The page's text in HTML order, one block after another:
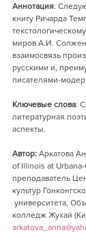
Аннотация:
книгу Ричарда
миров А.И.
взаимосвязь
русскими и,
писателями-
Ключевые слова:
литературная
аспекты.
Автор: Аркатова
of Illinois at
преподаватель
культур
университета,
колледж Жухай